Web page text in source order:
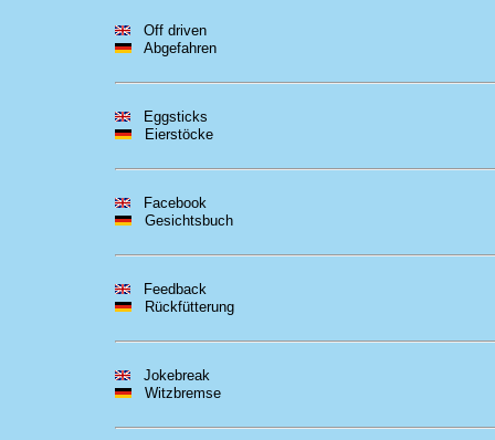
Off driven
Abgefahren
Eggsticks
Eierstöcke
Facebook
Gesichtsbuch
Feedback
Rückfütterung
Jokebreak
Witzbremse